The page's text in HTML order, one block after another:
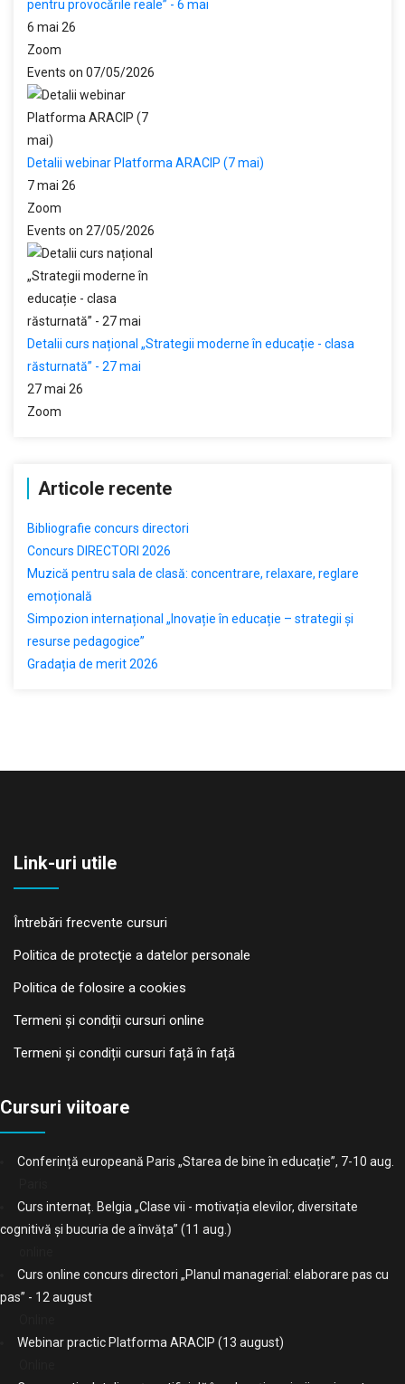
pentru provocările reale” - 6 mai
6 mai 26
Zoom
Events on 07/05/2026
Detalii webinar Platforma ARACIP (7 mai)
7 mai 26
Zoom
Events on 27/05/2026
Detalii curs național „Strategii moderne în educație - clasa
răsturnată” - 27 mai
27 mai 26
Zoom
Articole recente
Bibliografie concurs directori
Concurs DIRECTORI 2026
Muzică pentru sala de clasă: concentrare, relaxare, reglare
emoțională
Simpozion internațional „Inovație în educație – strategii și
resurse pedagogice”
Gradația de merit 2026
Link-uri utile
Întrebări frecvente cursuri
Politica de protecţie a datelor personale
Politica de folosire a cookies
Termeni și condiții cursuri online
Termeni și condiții cursuri față în față
Cursuri viitoare
Conferință europeană Paris „Starea de bine în educație”, 7-10 aug.
Curs internaț. Belgia „Clase vii - motivația elevilor, diversitate
cognitivă și bucuria de a învăța” (11 aug.)
Curs online concurs directori „Planul managerial: elaborare pas cu
pas” - 12 august
Webinar practic Platforma ARACIP (13 august)